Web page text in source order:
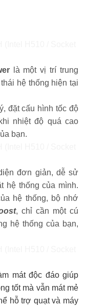
là một vị trí trung
hệ thống hiện tại
đặt cấu hình tốc độ
nhiệt độ quá cao
bạn.
đơn giản, dễ sử
hệ thống của mình.
hệ thống, bộ nhớ
, chỉ cần một cú
hệ thống của bạn,
mát độc đáo giúp
tốt mà vẫn mát mẻ
hỗ trợ quạt và máy